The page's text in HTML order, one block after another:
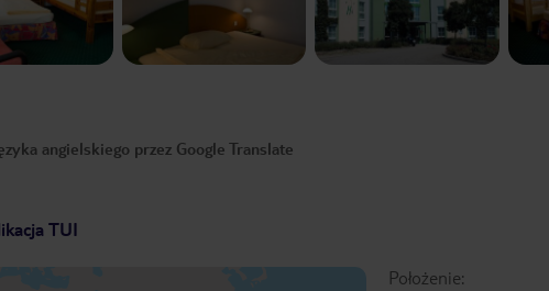
angielskiego przez Google Translate
TUI
Położenie: